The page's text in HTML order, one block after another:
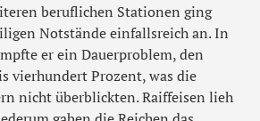
beruflichen Stationen ging
Notstände einfallsreich an. In
er ein Dauerproblem, den
vierhundert Prozent, was die
nicht überblickten. Raiffeisen lieh